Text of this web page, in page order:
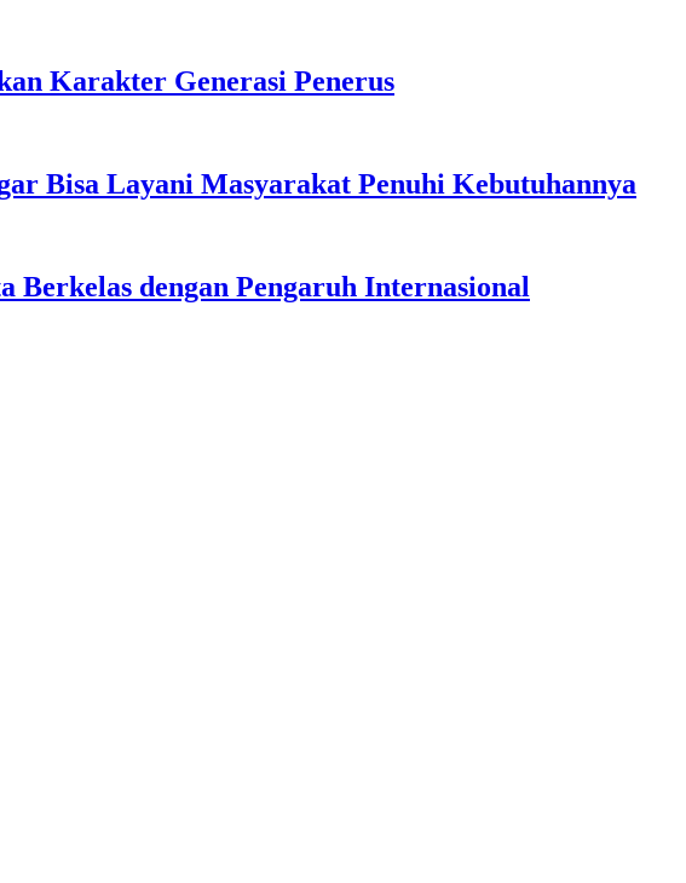
Karakter Generasi Penerus
Bisa Layani Masyarakat Penuhi Kebutuhannya
Berkelas dengan Pengaruh Internasional